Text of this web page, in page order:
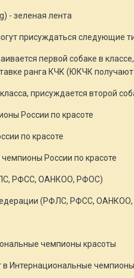
- зеленая лента
присуждаться следующие
первой собаке в
ранга КЧК (ЮКЧК
присуждается второй
России по красоте
по красоте
России по красоте
РФСС, ОАНКОО, РФОС)
(РФЛС, РФСС,
чемпионы красоты
в Интернациональные